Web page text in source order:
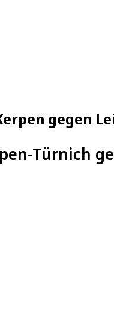
gegen
Türnich